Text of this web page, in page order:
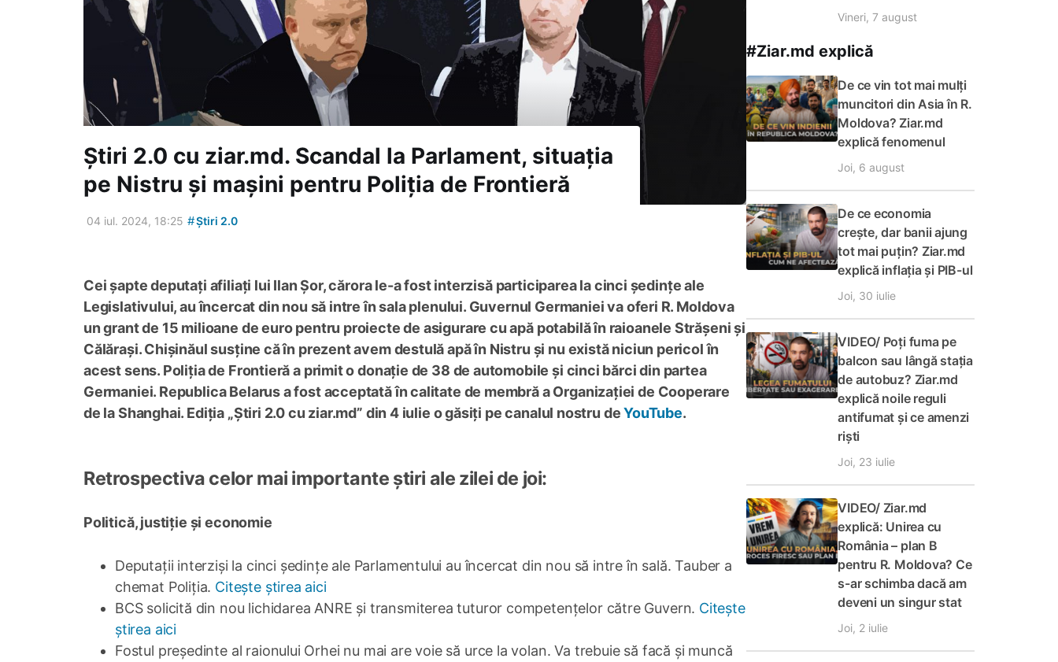
Știri 2.0 cu ziar.md. Scandal la Parlament, situația
pe Nistru și mașini pentru Poliția de Frontieră
04 iul. 2024, 18:25 #Știri 2.0
Cei șapte deputați afiliați lui Ilan Șor, cărora le-a fost interzisă participarea la cinci ședințe ale
Legislativului, au încercat din nou să intre în sala plenului. Guvernul Germaniei va oferi R. Moldova
un grant de 15 milioane de euro pentru proiecte de asigurare cu apă potabilă în raioanele Strășeni și
Călărași. Chișinăul susține că în prezent avem destulă apă în Nistru și nu există niciun pericol în
acest sens. Poliția de Frontieră a primit o donație de 38 de automobile și cinci bărci din partea
Germaniei. Republica Belarus a fost acceptată în calitate de membră a Organizației de Cooperare
de la Shanghai. Ediția „Știri 2.0 cu ziar.md” din 4 iulie o găsiți pe canalul nostru deYouTube.
Retrospectiva celor mai importante știri ale zilei de joi:
Politică, justiție și economie
Deputații interziși la cinci ședințe ale Parlamentului au încercat din nou să intre în sală. Tauber a
chemat Poliția. Citește știrea aici
BCS solicită din nou lichidarea ANRE și transmiterea tuturor competențelor către Guvern. Citește
știrea aici
Fostul președinte al raionului Orhei nu mai are voie să urce la volan. Va trebuie să facă și muncă
Vineri, 7 august
#Ziar.md explică
De ce vin tot mai mulți
muncitori din Asia în R.
Moldova? Ziar.md
explică fenomenul
Joi, 6 august
De ce economia
crește, dar banii ajung
tot mai puțin? Ziar.md
explică inflația și PIB-ul
Joi, 30 iulie
VIDEO/ Poți fuma pe
balcon sau lângă stația
de autobuz? Ziar.md
explică noile reguli
antifumat și ce amenzi
riști
Joi, 23 iulie
VIDEO/ Ziar.md
explică: Unirea cu
România – plan B
pentru R. Moldova? Ce
s-ar schimba dacă am
deveni un singur stat
Joi, 2 iulie